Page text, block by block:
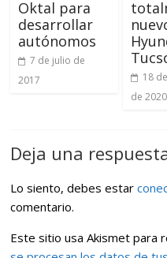
Oktal para
desarrollar
autónomos
7 de julio de
2017
18
de 2020
Deja una
Lo siento, debes estar
comentario.
Este sitio usa Akismet para